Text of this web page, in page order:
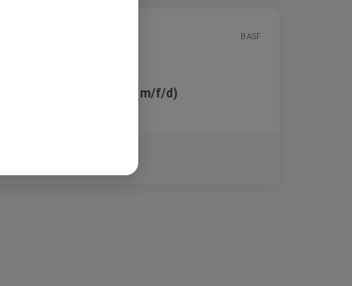
BASF
Digital Pricing Expert (m/f/d)